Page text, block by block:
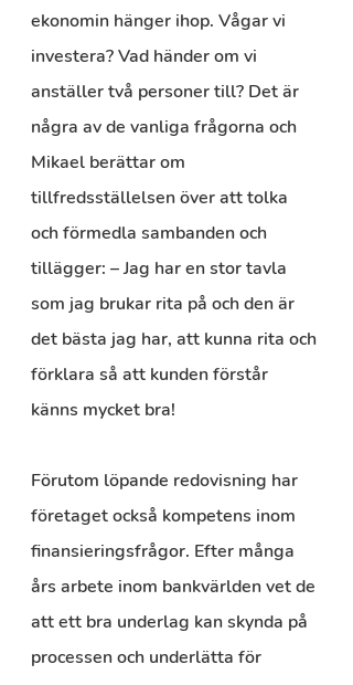
ekonomin hänger ihop. Vågar vi
investera? Vad händer om vi
anställer två personer till? Det är
några av de vanliga frågorna och
Mikael berättar om
tillfredsställelsen över att tolka
och förmedla sambanden och
tillägger: – Jag har en stor tavla
som jag brukar rita på och den är
det bästa jag har, att kunna rita och
förklara så att kunden förstår
känns mycket bra!
Förutom löpande redovisning har
företaget också kompetens inom
finansieringsfrågor. Efter många
års arbete inom bankvärlden vet de
att ett bra underlag kan skynda på
processen och underlätta för